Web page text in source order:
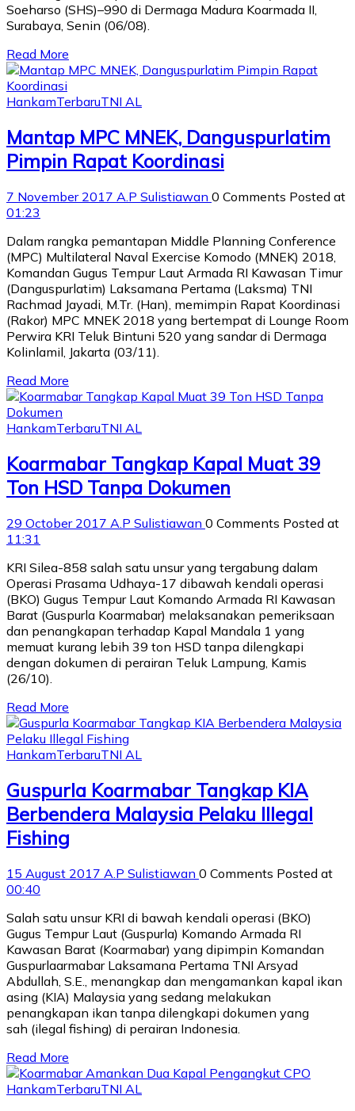
Soeharso (SHS)–990 di Dermaga Madura Koarmada II,
Surabaya, Senin (06/08).
Read More
HankamTerbaruTNI AL
Mantap MPC MNEK, Danguspurlatim
Pimpin Rapat Koordinasi
7 November 2017 A.P Sulistiawan 0 Comments Posted at
01:23
Dalam rangka pemantapan Middle Planning Conference
(MPC) Multilateral Naval Exercise Komodo (MNEK) 2018,
Komandan Gugus Tempur Laut Armada RI Kawasan Timur
(Danguspurlatim) Laksamana Pertama (Laksma) TNI
Rachmad Jayadi, M.Tr. (Han), memimpin Rapat Koordinasi
(Rakor) MPC MNEK 2018 yang bertempat di Lounge Room
Perwira KRI Teluk Bintuni 520 yang sandar di Dermaga
Kolinlamil, Jakarta (03/11).
Read More
HankamTerbaruTNI AL
Koarmabar Tangkap Kapal Muat 39
Ton HSD Tanpa Dokumen
29 October 2017 A.P Sulistiawan 0 Comments Posted at
11:31
KRI Silea-858 salah satu unsur yang tergabung dalam
Operasi Prasama Udhaya-17 dibawah kendali operasi
(BKO) Gugus Tempur Laut Komando Armada RI Kawasan
Barat (Guspurla Koarmabar) melaksanakan pemeriksaan
dan penangkapan terhadap Kapal Mandala 1 yang
memuat kurang lebih 39 ton HSD tanpa dilengkapi
dengan dokumen di perairan Teluk Lampung, Kamis
(26/10).
Read More
HankamTerbaruTNI AL
Guspurla Koarmabar Tangkap KIA
Berbendera Malaysia Pelaku Illegal
Fishing
15 August 2017 A.P Sulistiawan 0 Comments Posted at
00:40
Salah satu unsur KRI di bawah kendali operasi (BKO)
Gugus Tempur Laut (Guspurla) Komando Armada RI
Kawasan Barat (Koarmabar) yang dipimpin Komandan
Guspurlaarmabar Laksamana Pertama TNI Arsyad
Abdullah, S.E., menangkap dan mengamankan kapal ikan
asing (KIA) Malaysia yang sedang melakukan
penangkapan ikan tanpa dilengkapi dokumen yang
sah (ilegal fishing) di perairan Indonesia.
Read More
HankamTerbaruTNI AL